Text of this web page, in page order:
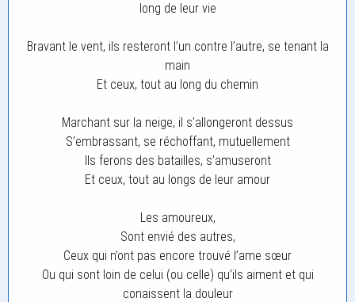
long de leur vie
Bravant le vent, ils resteront l’un contre l’autre, se tenant la
main
Et ceux, tout au long du chemin
Marchant sur la neige, il s’allongeront dessus
S’embrassant, se réchoffant, mutuellement
Ils ferons des batailles, s’amuseront
Et ceux, tout au longs de leur amour
Les amoureux,
Sont envié des autres,
Ceux qui n’ont pas encore trouvé l’ame sœur
Ou qui sont loin de celui (ou celle) qu’ils aiment et qui
conaissent la douleur